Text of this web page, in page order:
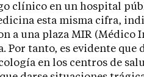
clínico en un hospital
esta misma cifra,
a una plaza MIR (Médico
Por tanto, es evidente que
en los centros de